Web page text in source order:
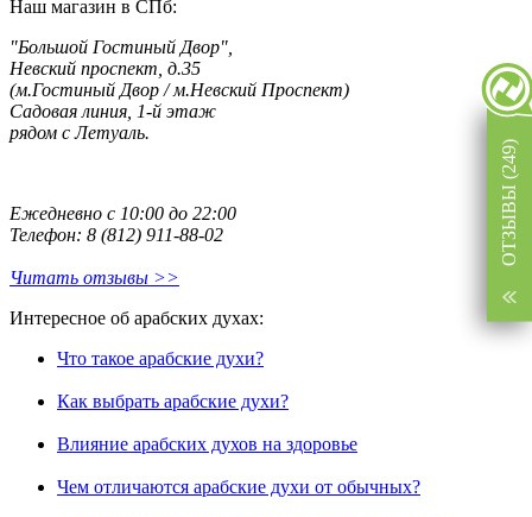
Наш магазин в СПб:
"Большой Гостиный Двор",
Невский проспект, д.35
(м.Гостиный Двор / м.Невский Проспект)
Садовая линия, 1-й этаж
рядом с Летуаль.
Ежедневно с 10:00 до 22:00
Телефон: 8 (812) 911-88-02
Читать отзывы >>
Интересное об арабских духах:
Что такое арабские духи?
Как выбрать арабские духи?
Влияние арабских духов на здоровье
Чем отличаются арабские духи от обычных?
ОТЗЫВЫ (249)